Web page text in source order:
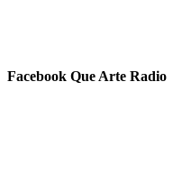
Facebook Que Arte Radio